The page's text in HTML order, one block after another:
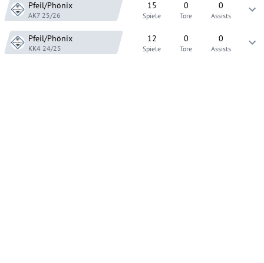
Pfeil/Phönix
AK7 25/26
15
Spiele
0
Tore
0
Assists
Pfeil/Phönix
KK4 24/25
12
Spiele
0
Tore
0
Assists